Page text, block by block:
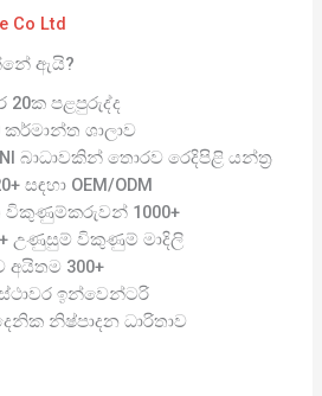
Co Ltd
ඇයි?
20ක පළපුරුද්ද
කර්මාන්ත ශාලාව
බාධාවකින් තොරව රෙදිපිළි යන්ත්‍ර
සඳහා OEM/ODM
විකුණුම්කරුවන් 1000+
උණුසුම් විකුණුම් මාදිලි
300+
ඉන්වෙන්ටරි
නිෂ්පාදන ධාරිතාව